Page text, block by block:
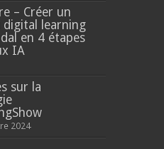
– Créer un
digital learning
en 4 étapes
IA
sur la
2024